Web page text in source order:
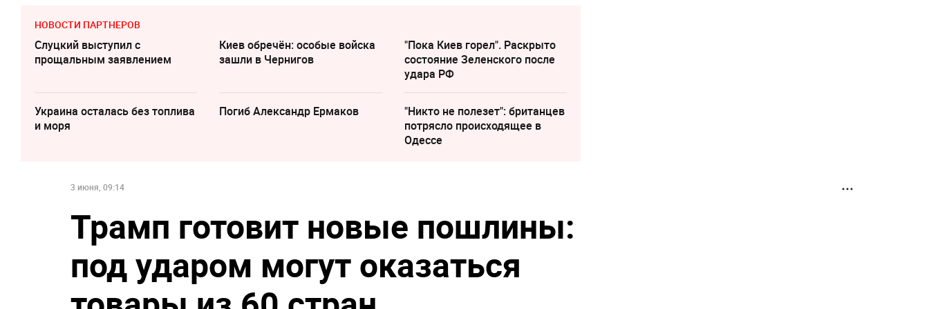
НОВОСТИ ПАРТНЕРОВ
Слуцкий выступил с
прощальным заявлением
Киев обречён: особые войска
зашли в Чернигов
"Пока Киев горел". Раскрыто
состояние Зеленского после
удара РФ
Украина осталась без топлива
и моря
Погиб Александр Ермаков
"Никто не полезет": британцев
потрясло происходящее в
Одессе
3 июня, 09:14
Трамп готовит новые пошлины:
под ударом могут оказаться